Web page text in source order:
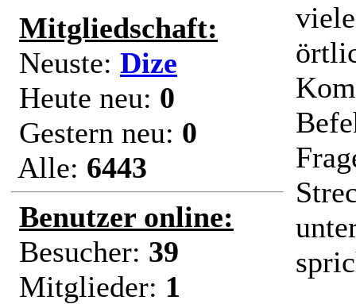
Mitgliedschaft:
Neuste: Dize
Heute neu: 0
Gestern neu: 0
Alle: 6443
Benutzer online:
Besucher: 39
Mitglieder: 1